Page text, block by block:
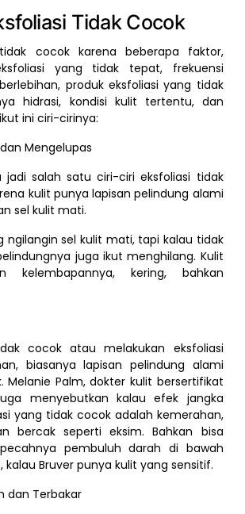
Tidak Cocok
cocok karena beberapa faktor,
yang tidak tepat, frekuensi
produk eksfoliasi yang tidak
hidrasi, kondisi kulit tertentu, dan
ini ciri-cirinya:
Mengelupas
jadi salah satu ciri-ciri eksfoliasi tidak
kulit punya lapisan pelindung alami
sel kulit mati.
ngilangin sel kulit mati, tapi kalau tidak
juga ikut menghilang. Kulit
kelembapannya, kering, bahkan
cocok atau melakukan eksfoliasi
biasanya lapisan pelindung alami
Melanie Palm, dokter kulit bersertifikat
menyebutkan kalau efek jangka
yang tidak cocok adalah kemerahan,
bercak seperti eksim. Bahkan bisa
pembuluh darah di bawah
kalau Bruver punya kulit yang sensitif.
dan Terbakar